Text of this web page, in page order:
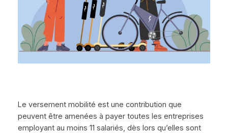
Le versement mobilité est une contribution que
peuvent être amenées à payer toutes les entreprises
employant au moins 11 salariés, dès lors qu’elles sont